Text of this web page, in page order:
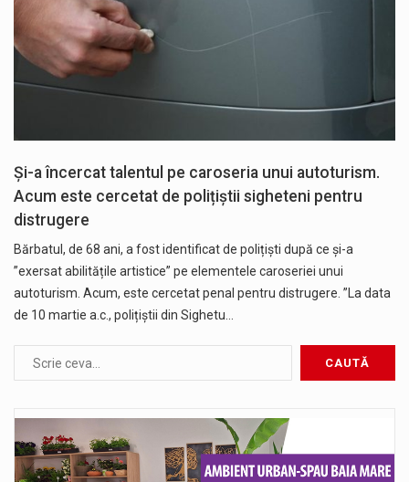
Și-a încercat talentul pe caroseria unui autoturism.
Acum este cercetat de polițiștii sigheteni pentru
distrugere
Bărbatul, de 68 ani, a fost identificat de polițiști după ce și-a
”exersat abilitățile artistice” pe elementele caroseriei unui
autoturism. Acum, este cercetat penal pentru distrugere. ”La data
de 10 martie a.c., polițiștii din Sighetu…